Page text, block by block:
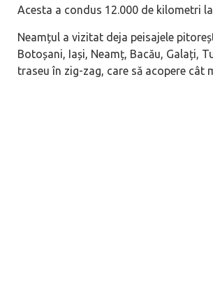
Acesta a condus 12.000 de kilometri
Neamțul a vizitat deja peisajele
Botoșani, Iași, Neamț, Bacău, Galați,
traseu în zig-zag, care să acopere cât